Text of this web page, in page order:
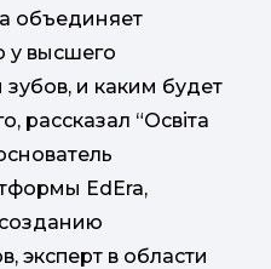
объединяет
у высшего
и каким будет
рассказал “Освіта
EdEra,
эксперт в области